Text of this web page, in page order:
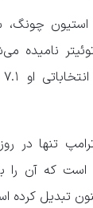
استیون
نامیده
که آن را به
تبدیل کرده